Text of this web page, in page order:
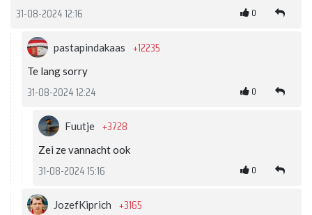
31-08-2024 12:16 0
pastapindakaas +12235
Te lang sorry
31-08-2024 12:24 0
Fuutje +3728
Zei ze vannacht ook
31-08-2024 15:16 0
JozefKiprich +3165